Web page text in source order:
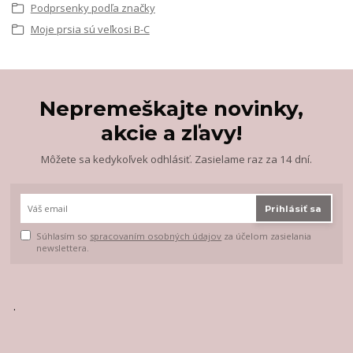
Podprsenky podľa značky
Moje prsia sú veľkosi B-C
Nepremeškajte novinky,
akcie a zľavy!
Môžete sa kedykoľvek odhlásiť. Zasielame raz za 14 dní.
Prihlásiť sa
Súhlasím so spracovaním osobných údajov za účelom zasielania
newslettera.
.